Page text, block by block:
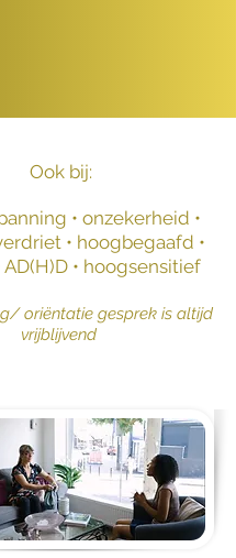
Ook bij:
• onzekerheid •
• hoogbegaafd •
AD(H)D • hoogsensitief
oriëntatie gesprek is altijd
vrijblijvend